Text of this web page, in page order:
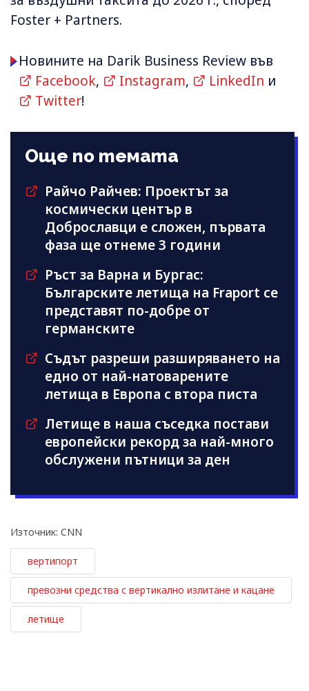
Foster + Partners.
Новините на Darik Business Review във
Facebook, Instagram, LinkedIn и
Twitter!
Още по темата
Райчо Райчев: Проектът за
космически център в
Доброславци е сложен, първата
фаза ще отнеме 3 години
Ръст за Варна и Бургас:
Българските летища на Fraport се
представят по-добре от
германските
Съдът разреши разширяването на
едно от най-натоварените
летища в Европа с втора писта
Летище в наша съседка постави
европейски рекорд за най-много
обслужени пътници за ден
Източник: CNN
вертипорт
превозни средства с вертикално излитане и кацане
летище